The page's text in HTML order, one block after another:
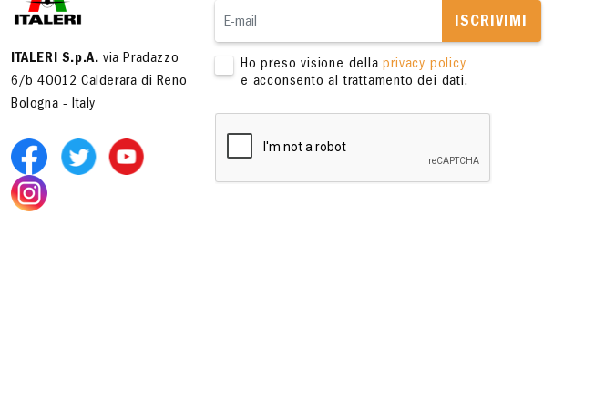
ITALERI S.p.A. via Pradazzo
6/b 40012 Calderara di Reno
Bologna - Italy
ISCRIVIMI
Ho preso visione dellaprivacy policy
e acconsento al trattamento dei dati.